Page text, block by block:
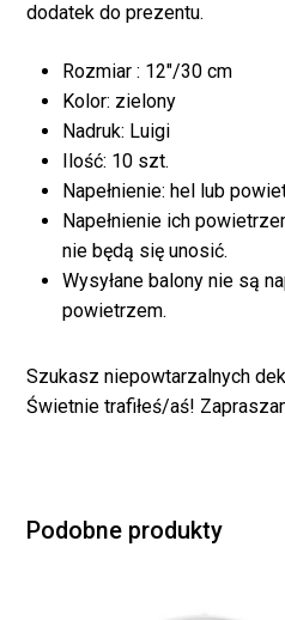
Brak
WRÓĆ
dodatek do prezentu.
Rozmiar : 12″/30 cm
Kolor: zielony
Nadruk: Luigi
Ilość: 10 szt.
Napełnienie: hel lub
Napełnienie ich
nie będą się unosić.
Wysyłane balony nie są
powietrzem.
Szukasz niepowtarzalnych
Świetnie trafiłeś/aś!
Podobne produkty